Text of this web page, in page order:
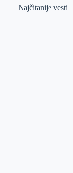
Najčitanije vesti